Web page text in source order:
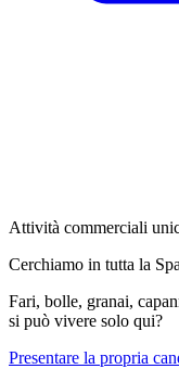
Attività commerciali
Cerchiamo in tutta la
Fari, bolle, granai,
si può vivere solo qui?
Presentare la propria